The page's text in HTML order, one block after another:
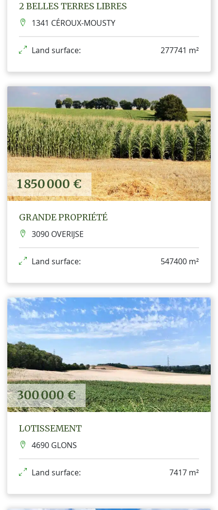
2 BELLES TERRES LIBRES
1341 CÉROUX-MOUSTY
Land surface: 277741 m²
1 850 000 €
GRANDE PROPRIÉTÉ
3090 OVERIJSE
Land surface: 547400 m²
300 000 €
LOTISSEMENT
4690 GLONS
Land surface: 7417 m²